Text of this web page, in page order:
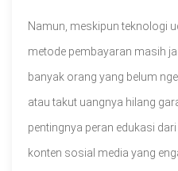
Namun, meskipun teknologi
metode pembayaran masih
banyak orang yang belum
atau takut uangnya hilang
pentingnya peran edukasi
konten sosial media yang